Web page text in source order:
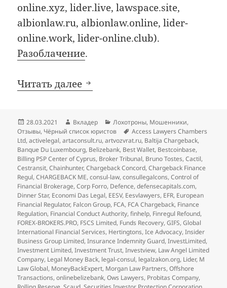
online.xyz, lider.live, lawspace.site,
albionlaw.ru, albionlaw.online, lider-
online.work, lider-online.club).
Разоблачение.
Читать далее Добавления в чёрный
Опубликовано
28.03.2021 Автор
Вкладер Рубрики
Лохотроны, Мошенники,
Отзывы, Чёрный список юристов Метки
Access Lawyers Chambers
Ltd,activelegal,artaconsult.ru,artvozvrat.ru, Baltija Chargeback,
Banque Du Luxembourg, Belizebank, Best Wallet, Bestcoinbase,
Billing PSP Center of Cyprus, Broker Tribunal, Bruno Tostes,Cactil,
Cestransit,Chainhunter,Chargeback Concord,Chargeback Finance
Regul,CHARGEBACK ME,consul-law,consullegalcons,Control of
Financial Brokerage,Corp Forro, Defence,defensecapitals.com,
Dinner Star, Economi Das Legal, EESV, Eesvlawyers, EFR, European
Financial Regulator, Falcon Group, FCA, FCA Chargeback, Finance
Regulation, Financial Conduct Authority,finhelp, Finregul Refound,
FOREX-BROKERS.PRO, FSCS Limited, Funds Recovery,GIFS,Global
International Financial Services, Hertingtons,Ice Advocacy,Insider
Business Group Limited,Insurance Indemnity Guard,InvestLimited,
Investment Limited,Investment Trust,Investview, Law Angel Limited
Company, Legal Money Back, legal-consul, legalzakon.org, Lider, M
Law Global, MoneyBackExpert, Morgan Law Partners,Offshore
Transactions,onlinebelizebank,Ows Lawyers, Probitas Company,